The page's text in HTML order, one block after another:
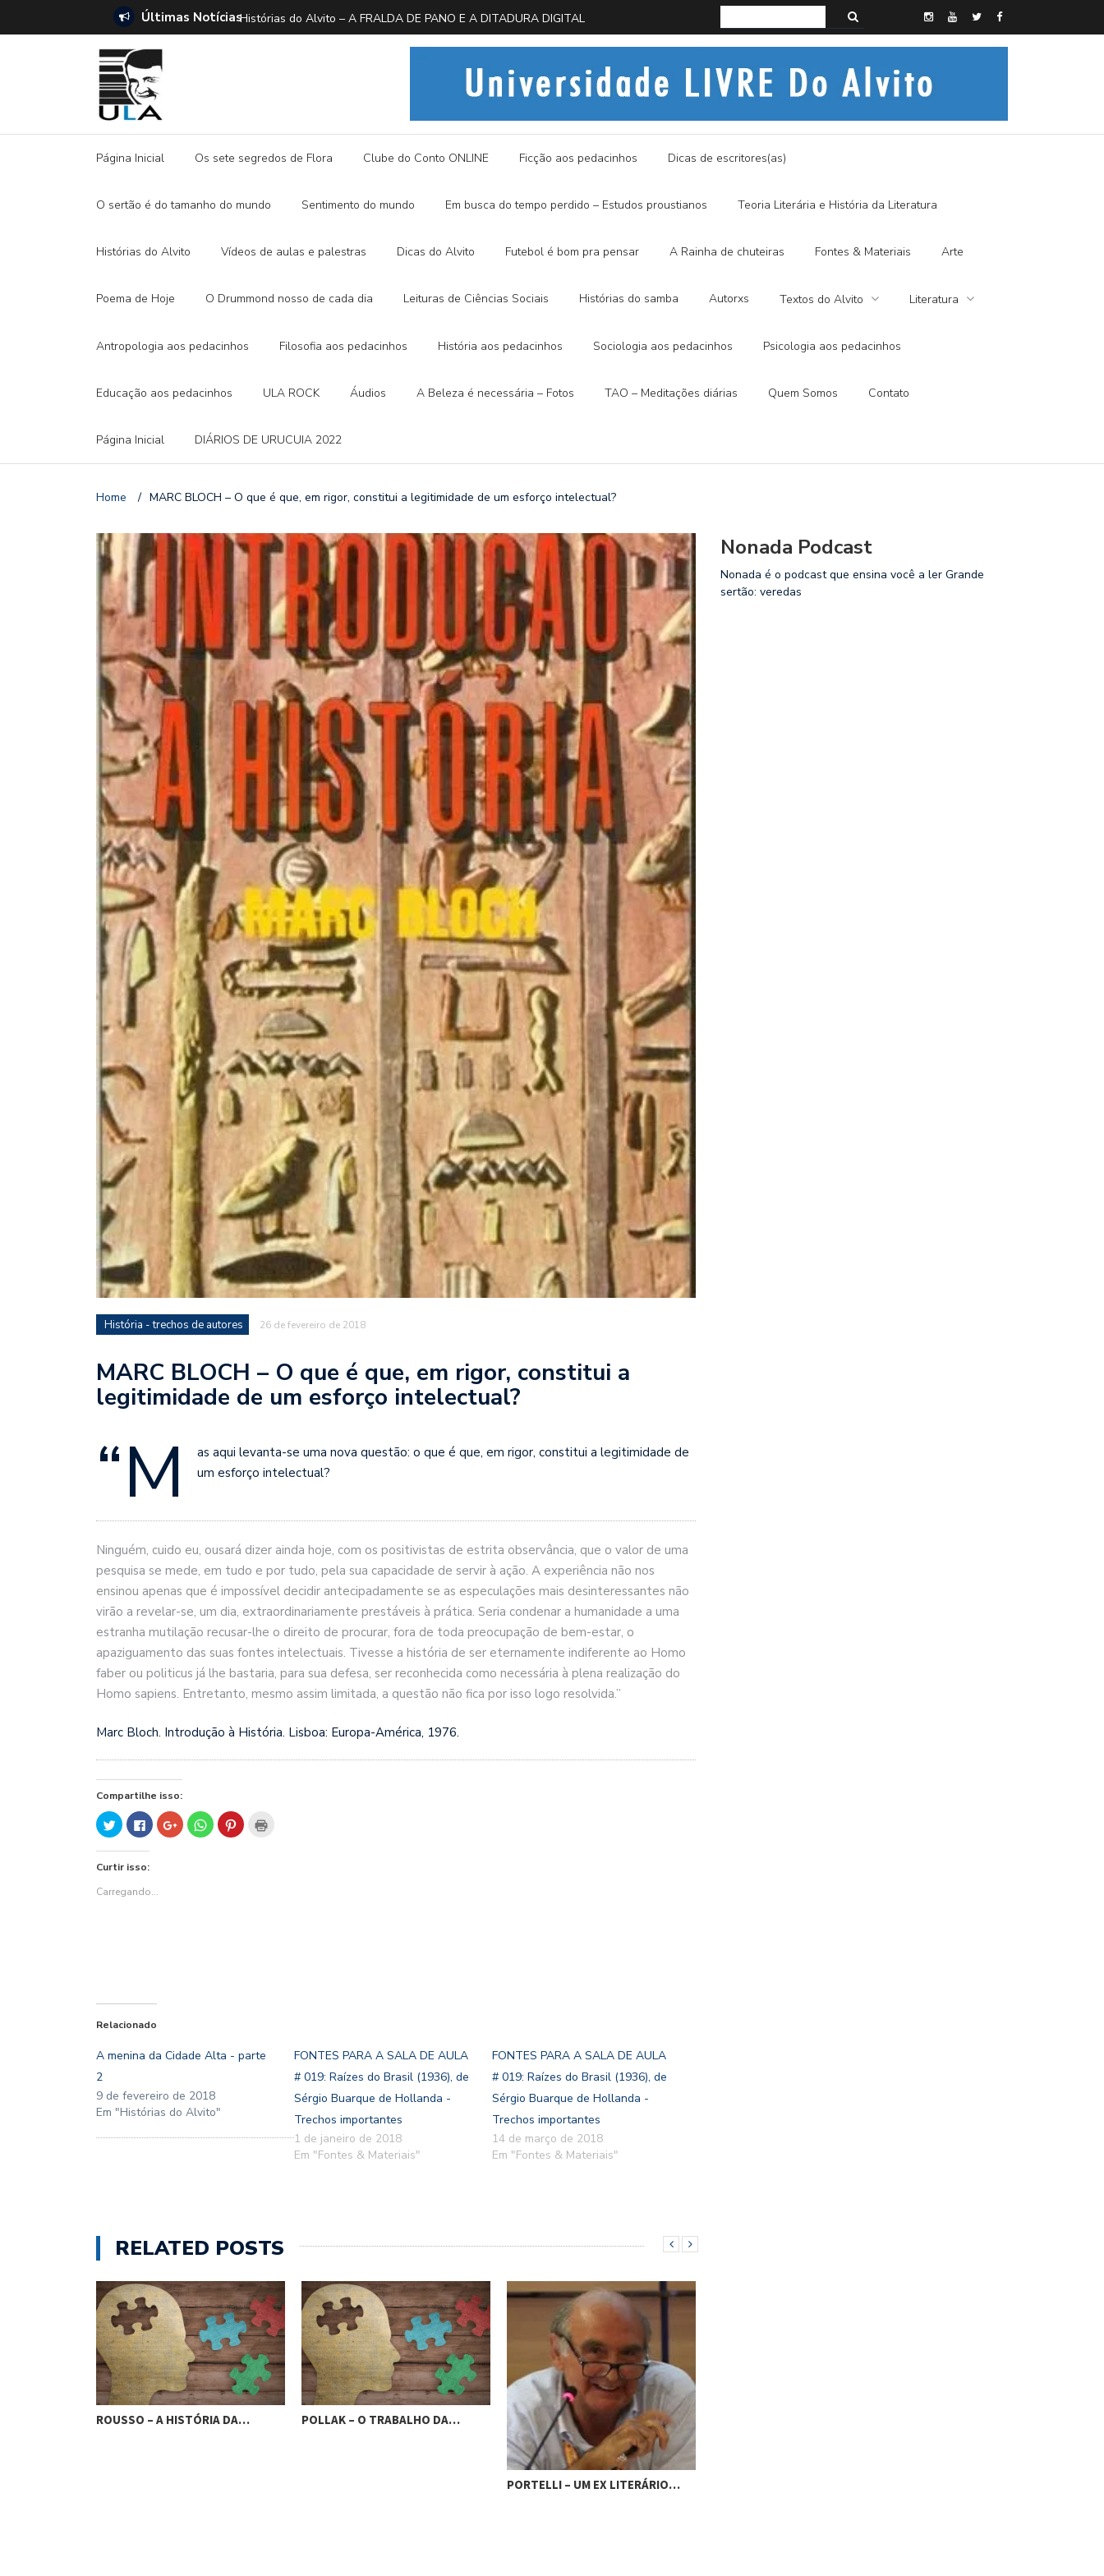
Últimas Notícias
E A DITADURA DIGITAL Histórias do Alvito – EM BUSCA DA BORBOLETA AZUL Histórias do Alvito – SEMI-MÍSTICO, SIM SENHOR
Página Inicial Os sete segredos de Flora Clube do Conto ONLINE Ficção aos pedacinhos Dicas de escritores(as)
O sertão é do tamanho do mundo Sentimento do mundo Em busca do tempo perdido – Estudos proustianos Teoria Literária e História da Literatura
Histórias do Alvito Vídeos de aulas e palestras Dicas do Alvito Futebol é bom pra pensar A Rainha de chuteiras Fontes & Materiais Arte
Poema de Hoje O Drummond nosso de cada dia Leituras de Ciências Sociais Histórias do samba Autorxs Textos do Alvito Literatura
Antropologia aos pedacinhos Filosofia aos pedacinhos História aos pedacinhos Sociologia aos pedacinhos Psicologia aos pedacinhos
Educação aos pedacinhos ULA ROCK Áudios A Beleza é necessária – Fotos TAO – Meditações diárias Quem Somos Contato
Página Inicial DIÁRIOS DE URUCUIA 2022
Home / MARC BLOCH – O que é que, em rigor, constitui a legitimidade de um esforço intelectual?
História - trechos de autores 26 de fevereiro de 2018
MARC BLOCH – O que é que, em rigor, constitui a
legitimidade de um esforço intelectual?
“M
as aqui levanta-se uma nova questão: o que é que, em rigor, constitui a legitimidade de
um esforço intelectual?
Ninguém, cuido eu, ousará dizer ainda hoje, com os positivistas de estrita observância, que o valor de uma
pesquisa se mede, em tudo e por tudo, pela sua capacidade de servir à ação. A experiência não nos
ensinou apenas que é impossível decidir antecipadamente se as especulações mais desinteressantes não
virão a revelar-se, um dia, extraordinariamente prestáveis à prática. Seria condenar a humanidade a uma
estranha mutilação recusar-lhe o direito de procurar, fora de toda preocupação de bem-estar, o
apaziguamento das suas fontes intelectuais. Tivesse a história de ser eternamente indiferente ao Homo
faber ou politicus já lhe bastaria, para sua defesa, ser reconhecida como necessária à plena realização do
Homo sapiens. Entretanto, mesmo assim limitada, a questão não fica por isso logo resolvida.”
Marc Bloch. Introdução à História. Lisboa: Europa-América, 1976.
Compartilhe isso:
Clique
para
compartilhar
no
Twitter(abre
em
janela)
Clique
para
compartilhar
no
em
janela)
Compartilhe
no
Google+
Clique
para
compartilhar
Clique
para
Curtir isso:
Carregando...
Relacionado
A menina da Cidade Alta - parte
2
9 de fevereiro de 2018
Em "Histórias do Alvito"
FONTES PARA A SALA DE AULA
# 019: Raízes do Brasil (1936), de
Sérgio Buarque de Hollanda -
Trechos importantes
1 de janeiro de 2018
Em "Fontes & Materiais"
FONTES PARA A SALA DE AULA
# 019: Raízes do Brasil (1936), de
Sérgio Buarque de Hollanda -
Trechos importantes
14 de março de 2018
Em "Fontes & Materiais"
RELATED POSTS
POLLAK – O TRABALHO DA…
PORTELLI – UM EX LITERÁRIO…
POLLAK – FENÔMENOS DE
TRANSFERÊNCIA…
Nonada Podcast
Nonada é o podcast que ensina você a ler Grande
sertão: veredas